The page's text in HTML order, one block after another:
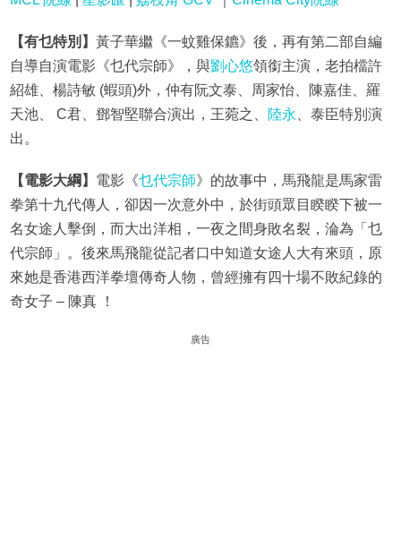
【有乜特別】 黃子華繼《一蚊雞保鑣》後，再有第二部自編
自導自演電影《乜代宗師》，與劉心悠領銜主演，老拍檔許
紹雄、楊詩敏 (蝦頭)外，仲有阮文泰、周家怡、陳嘉佳、羅
天池、 C君、鄧智堅聯合演出，王菀之、
陸永 、泰臣特別演
出。
【電影大綱】 電影《乜代宗師》的故事中，馬飛龍是馬家雷
拳第十九代傳人，卻因一次意外中，於街頭眾目睽睽下被一
名女途人擊倒，而大出洋相，一夜之間身敗名裂，淪為「乜
代宗師」。後來馬飛龍從記者口中知道女途人大有來頭，原
來她是香港西洋拳壇傳奇人物，曾經擁有四十場不敗紀錄的
奇女子 – 陳真 ！
廣告